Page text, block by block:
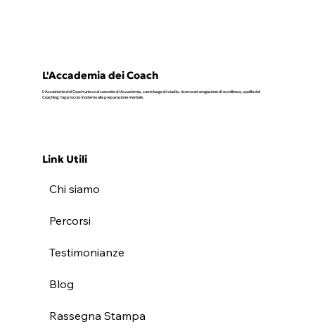
L'Accademia dei Coach
L' Accademia dei Coach unisce al concetto di Accademia, come luogo di studio, ricerca ed erogazione di eccellenze, quello del
Coaching, l'approccio moderno alla preparazione mentale.
Link Utili
Chi siamo
Percorsi
Testimonianze
Blog
Rassegna Stampa